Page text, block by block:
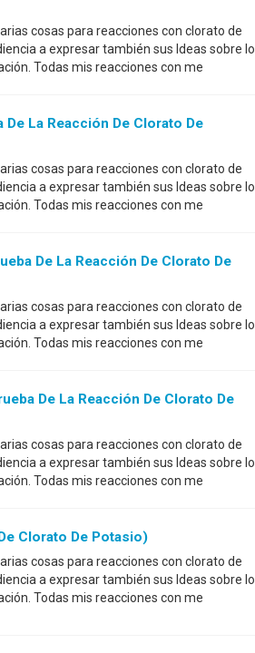
cosas para reacciones con clorato de
a expresar también sus Ideas sobre lo
Todas mis reacciones con me
De La Reacción De Clorato De
cosas para reacciones con clorato de
a expresar también sus Ideas sobre lo
Todas mis reacciones con me
De La Reacción De Clorato De
cosas para reacciones con clorato de
a expresar también sus Ideas sobre lo
Todas mis reacciones con me
De La Reacción De Clorato De
cosas para reacciones con clorato de
a expresar también sus Ideas sobre lo
Todas mis reacciones con me
Clorato De Potasio)
cosas para reacciones con clorato de
a expresar también sus Ideas sobre lo
Todas mis reacciones con me